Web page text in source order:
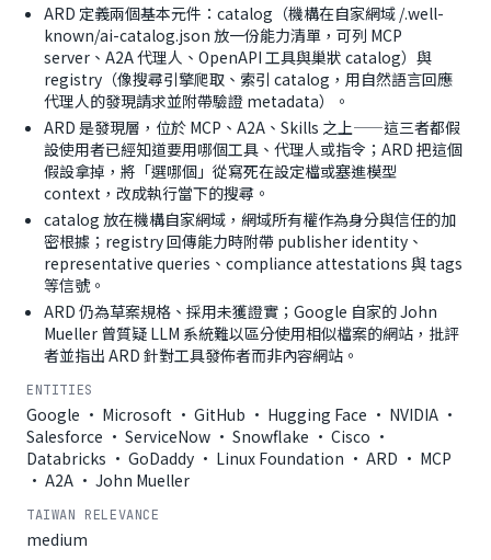
ARD 定義兩個基本元件：catalog（機構在自家網域 /.well-
known/ai-catalog.json 放一份能力清單，可列 MCP
server、A2A 代理人、OpenAPI 工具與巢狀 catalog）與
registry（像搜尋引擎爬取、索引 catalog，用自然語言回應
代理人的發現請求並附帶驗證 metadata）。
ARD 是發現層，位於 MCP、A2A、Skills 之上——這三者都假
設使用者已經知道要用哪個工具、代理人或指令；ARD 把這個
假設拿掉，將「選哪個」從寫死在設定檔或塞進模型
context，改成執行當下的搜尋。
catalog 放在機構自家網域，網域所有權作為身分與信任的加
密根據；registry 回傳能力時附帶 publisher identity、
representative queries、compliance attestations 與 tags
等信號。
ARD 仍為草案規格、採用未獲證實；Google 自家的 John
Mueller 曾質疑 LLM 系統難以區分使用相似檔案的網站，批評
者並指出 ARD 針對工具發佈者而非內容網站。
ENTITIES
Google · Microsoft · GitHub · Hugging Face · NVIDIA ·
Salesforce · ServiceNow · Snowflake · Cisco ·
Databricks · GoDaddy · Linux Foundation · ARD · MCP
· A2A · John Mueller
TAIWAN RELEVANCE
medium